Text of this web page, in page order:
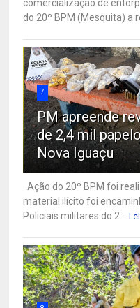
comercialização de
do 20º BPM (Mesquita) a
7
PM apreende
de 2,4 mil
Nova Iguaçu
Ação do 20º BPM foi
material ilícito foi
Policiais militares do 2...